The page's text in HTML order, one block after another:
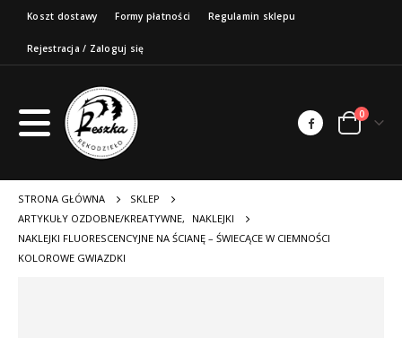
Koszt dostawy Formy płatności Regulamin sklepu
Rejestracja / Zaloguj się
0
STRONA GŁÓWNA
SKLEP
ARTYKUŁY OZDOBNE/KREATYWNE,
NAKLEJKI
NAKLEJKI FLUORESCENCYJNE NA ŚCIANĘ – ŚWIECĄCE W CIEMNOŚCI
KOLOROWE GWIAZDKI